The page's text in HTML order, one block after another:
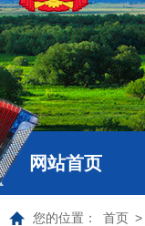
网站首页
您的位置： 首页 >